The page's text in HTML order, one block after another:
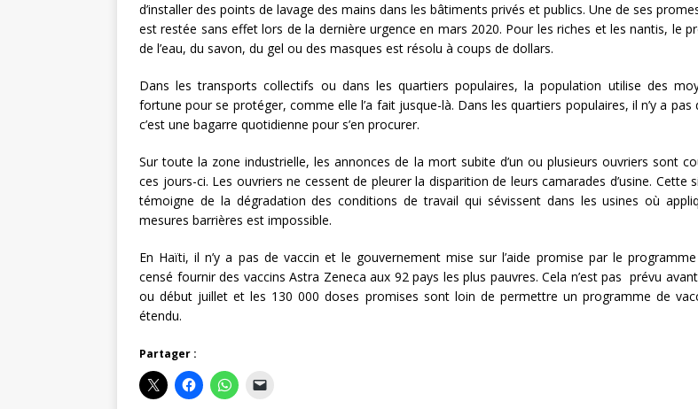
d’installer des points de lavage des mains dans les bâtiments privés et publics. Une de ses
est restée sans effet lors de la dernière urgence en mars 2020. Pour les riches et les nantis, le
de l’eau, du savon, du gel ou des masques est résolu à coups de dollars.
Dans les transports collectifs ou dans les quartiers populaires, la population utilise des
fortune pour se protéger, comme elle l’a fait jusque-là. Dans les quartiers populaires, il n’y a pas
c’est une bagarre quotidienne pour s’en procurer.
Sur toute la zone industrielle, les annonces de la mort subite d’un ou plusieurs ouvriers sont
ces jours-ci. Les ouvriers ne cessent de pleurer la disparition de leurs camarades d’usine. Cette
témoigne de la dégradation des conditions de travail qui sévissent dans les usines où
mesures barrières est impossible.
En Haïti, il n’y a pas de vaccin et le gouvernement mise sur l’aide promise par le programme
censé fournir des vaccins Astra Zeneca aux 92 pays les plus pauvres. Cela n’est pas prévu
ou début juillet et les 130 000 doses promises sont loin de permettre un programme de
étendu.
Partager :